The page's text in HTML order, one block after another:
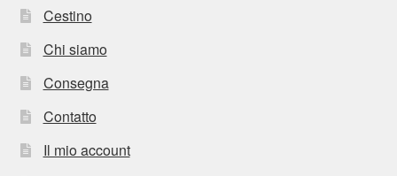
Cestino
Chi siamo
Consegna
Contatto
Il mio account